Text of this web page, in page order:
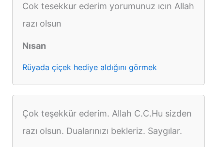
Cok tesekkur ederim yorumunuz ıcın Allah
razı olsun
Nısan
Rüyada çiçek hediye aldığını görmek
Çok teşekkür ederim. Allah C.C.Hu sizden
razı olsun. Dualarınızı bekleriz. Saygılar.